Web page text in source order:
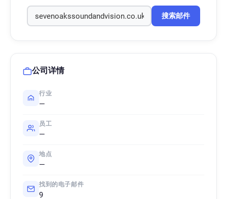
搜索邮件
公司详情
行业
—
员工
—
地点
—
找到的电子邮件
9